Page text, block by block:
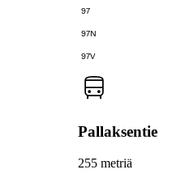
97
97N
97V
Pallaksentie
255 metriä